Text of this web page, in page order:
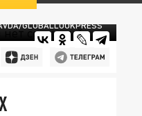
GLOBALLOOKPRESS